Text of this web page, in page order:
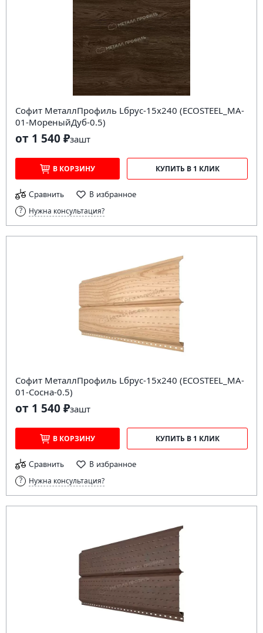
Софит МеталлПрофиль Lбрус-15х240 (ECOSTEEL_MA-
01-МореныйДуб-0.5)
от 1 540 ₽зашт
В КОРЗИНУ КУПИТЬ В 1 КЛИК
Сравнить В избранное
Нужна консультация?
Софит МеталлПрофиль Lбрус-15х240 (ECOSTEEL_MA-
01-Сосна-0.5)
от 1 540 ₽зашт
В КОРЗИНУ КУПИТЬ В 1 КЛИК
Сравнить В избранное
Нужна консультация?